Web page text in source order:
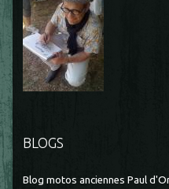
BLOGS
Blog motos anciennes Paul